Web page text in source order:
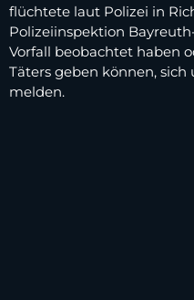
flüchtete laut Polizei in
Polizeiinspektion
Vorfall beobachtet haben
Täters geben können, sich
melden.